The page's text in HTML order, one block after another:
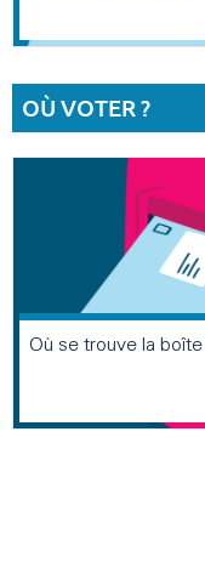
OÙ VOTER ?
Où se trouve la